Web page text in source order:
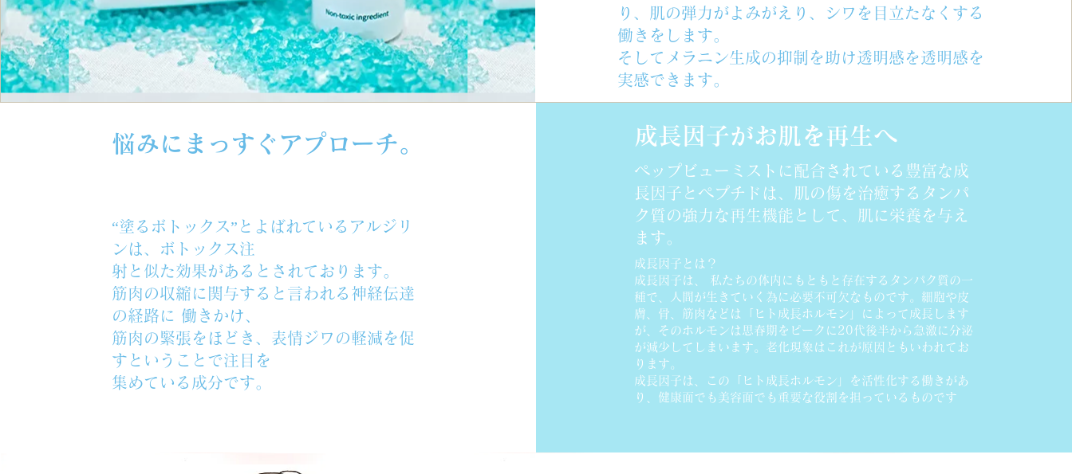
り、肌の弾力がよみがえり、シワを目立たなくする
働きをします。
そしてメラニン生成の抑制を助け透明感を透明感を
実感できます。
悩みにまっすぐアプローチ。
“塗るボトックス”とよばれているアルジリ
ンは、ボトックス注
射と似た効果があるとされております。
筋肉の収縮に関与すると言われる神経伝達
の経路に 働きかけ、
筋肉の緊張をほどき、表情ジワの軽減を促
すということで注目を
集めている成分です。
成長因子がお肌を再生へ
ペップビューミストに配合されている豊富な成
長因子とペプチドは、肌の傷を治癒するタンパ
ク質の強力な再生機能として、肌に栄養を与え
ます。
成長因子とは？
成長因子は、 私たちの体内にもともと存在するタンパク質の一
種で、人間が生きていく為に必要不可欠なものです。細胞や皮
膚、骨、筋肉などは「ヒト成長ホルモン」によって成長します
が、そのホルモンは思春期をピークに20代後半から急激に分泌
が減少してしまいます。老化現象はこれが原因ともいわれてお
ります。
成長因子は、この「ヒト成長ホルモン」を活性化する働きがあ
り、健康面でも美容面でも重要な役割を担っているものです